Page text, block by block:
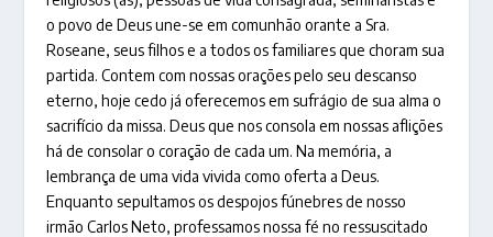
o povo de Deus une-se em comunhão orante a Sra.
Roseane, seus filhos e a todos os familiares que choram sua
partida. Contem com nossas orações pelo seu descanso
eterno, hoje cedo já oferecemos em sufrágio de sua alma o
sacrifício da missa. Deus que nos consola em nossas aflições
há de consolar o coração de cada um. Na memória, a
lembrança de uma vida vivida como oferta a Deus.
Enquanto sepultamos os despojos fúnebres de nosso
irmão Carlos Neto, professamos nossa fé no ressuscitado